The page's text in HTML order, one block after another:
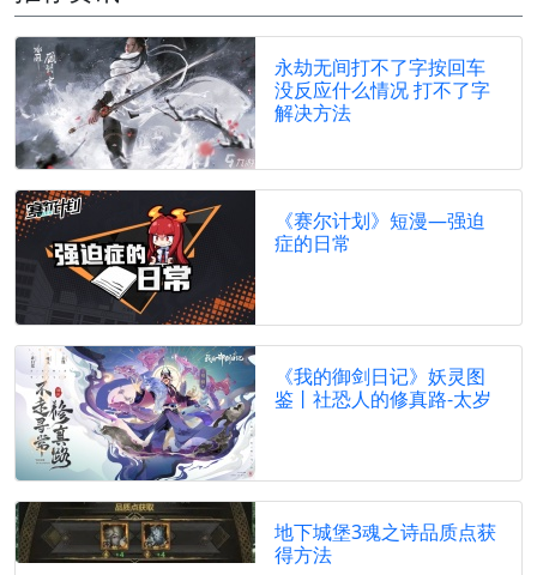
永劫无间打不了字按回车
没反应什么情况 打不了字
解决方法
《赛尔计划》短漫—强迫
症的日常
《我的御剑日记》妖灵图
鉴丨社恐人的修真路-太岁
地下城堡3魂之诗品质点获
得方法